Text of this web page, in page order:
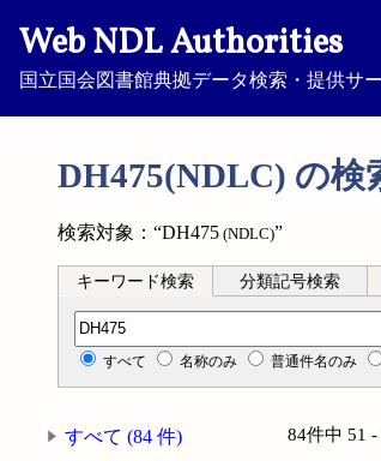
Web NDL Authorities
国立国会図書館典拠データ検索・提供サ
DH475(NDLC) の検
検索対象：“DH475 (NDLC)”
キーワード検索 分類記号検索
分類記号検索
すべて 名称のみ 普通件名のみ
すべて (84 件)
84件中 51